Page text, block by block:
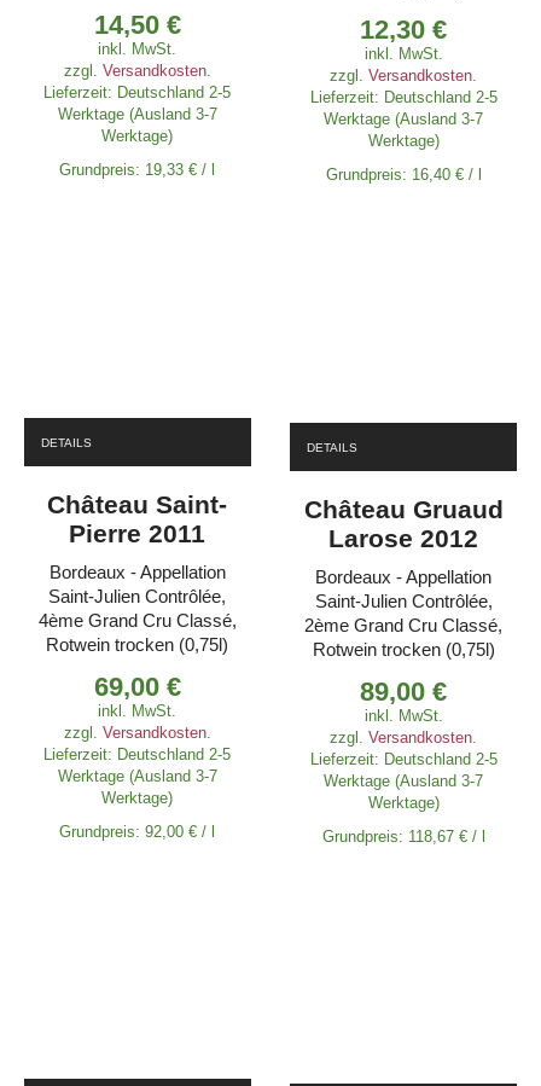
14,50 €
inkl. MwSt.
zzgl. Versandkosten.
Lieferzeit: Deutschland 2-5
Werktage (Ausland 3-7
Werktage)
Grundpreis: 19,33€ /
12,30€
inkl. MwSt.
zzgl.Versandkosten.
Lieferzeit: Deutschland 2-5
Werktage (Ausland 3-7
Werktage)
Grundpreis: 16,40 €/
DETAILS
Château Saint-
Pierre 2011
Bordeaux - Appellation
Saint-Julien Contrôlée,
4ème Grand Cru Classé,
Rotwein trocken (0,75l)
69,00 €
inkl. MwSt.
zzgl. Versandkosten.
Lieferzeit: Deutschland 2-5
Werktage (Ausland 3-7
Werktage)
Grundpreis:92,00€ /
DETAILS
Château Gruaud
Larose 2012
Bordeaux - Appellation
Saint-Julien Contrôlée,
2ème Grand Cru Classé,
Rotwein trocken (0,75l)
89,00€
inkl. MwSt.
zzgl.Versandkosten
Lieferzeit: Deutschland 2-5
Werktage (Ausland 3-7
Werktage)
Grundpreis: 118,67 €/